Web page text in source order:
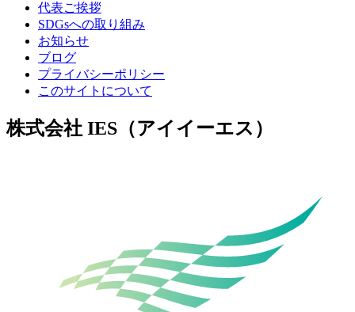
代表ご挨拶
SDGsへの取り組み
お知らせ
ブログ
プライバシーポリシー
このサイトについて
株式会社 IES（アイイーエス）